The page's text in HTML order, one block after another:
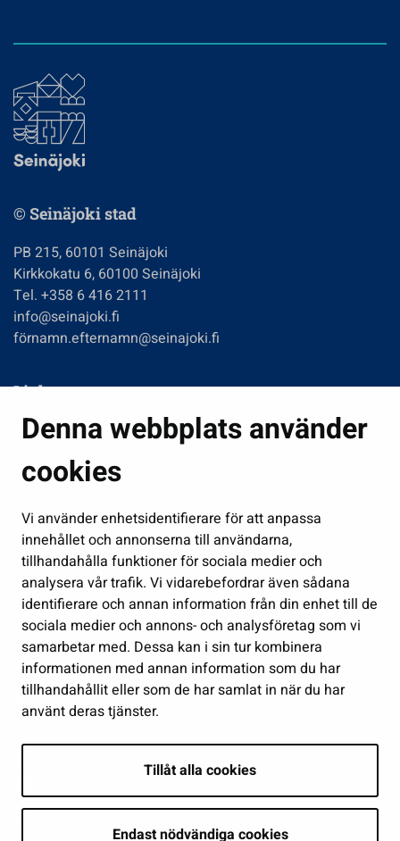
Denna webbplats använder
cookies
Vi använder enhetsidentifierare för att anpassa
innehållet och annonserna till användarna,
tillhandahålla funktioner för sociala medier och
analysera vår trafik. Vi vidarebefordrar även sådana
identifierare och annan information från din enhet till de
sociala medier och annons- och analysföretag som vi
samarbetar med. Dessa kan i sin tur kombinera
informationen med annan information som du har
tillhandahållit eller som de har samlat in när du har
använt deras tjänster.
Tillåt alla cookies
Endast nödvändiga cookies
© Seinäjoki stad
PB 215, 60101 Seinäjoki
Kirkkokatu 6, 60100 Seinäjoki
Tel. +358 6 416 2111
info@seinajoki.fi
förnamn.efternamn@seinajoki.fi
Links
Boende och miljö
Fostran och utbildning
Förvaltning
Jobb och företagsamhet
Delta och sköt ärenden
Show my cookie settings
Follow us